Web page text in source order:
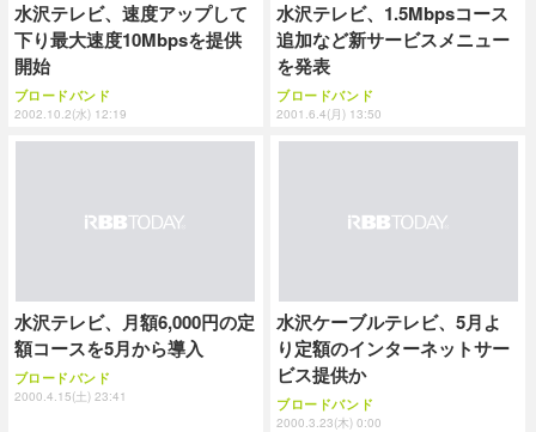
水沢テレビ、速度アップして
下り最大速度10Mbpsを提供
開始
ブロードバンド
2002.10.2(水) 12:19
水沢テレビ、1.5Mbpsコース
追加など新サービスメニュー
を発表
ブロードバンド
2001.6.4(月) 13:50
水沢テレビ、月額6,000円の定
額コースを5月から導入
ブロードバンド
2000.4.15(土) 23:41
水沢ケーブルテレビ、5月よ
り定額のインターネットサー
ビス提供か
ブロードバンド
2000.3.23(木) 0:00